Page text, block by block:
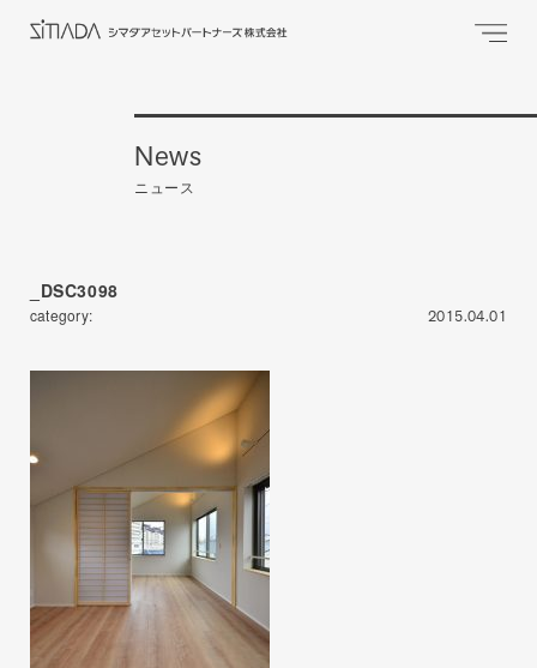
News
ニュース
_DSC3098
category: 2015.04.01